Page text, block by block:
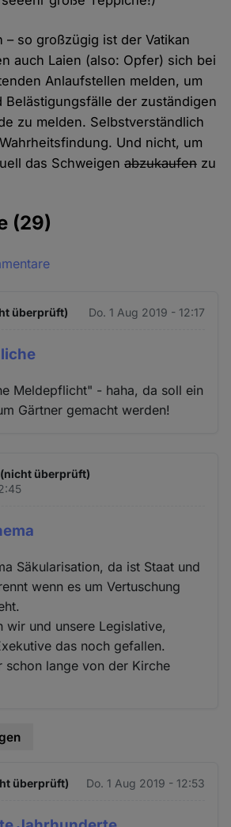
– so großzügig ist der Vatikan
auch Laien (also: Opfer) sich bei
Anlaufstellen melden, um
der zuständigen
zu melden. Selbstverständlich
Und nicht, um
das Schweigenabzukaufen zu
(29)
überprüft) Do. 1 Aug 2019 - 12:17
Meldepflicht" - haha, da soll ein
Gärtner gemacht werden!
überprüft)
Säkularisation, da ist Staat und
wenn es um Vertuschung
wir und unsere Legislative,
das noch gefallen.
schon lange von der Kirche
überprüft) Do. 1 Aug 2019 - 12:53